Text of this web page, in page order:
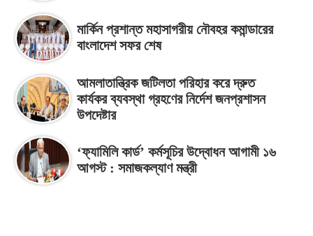
মার্কিন প্রশান্ত মহাসাগরীয় নৌবহর কমান্ডারের
বাংলাদেশ সফর শেষ
আমলাতান্ত্রিক জটিলতা পরিহার করে দ্রুত
কার্যকর ব্যবস্থা গ্রহণের নির্দেশ জনপ্রশাসন
উপদেষ্টার
‘ফ্যামিলি কার্ড’ কর্মসূচির উদ্বোধন আগামী ১৬
আগস্ট : সমাজকল্যাণ মন্ত্রী